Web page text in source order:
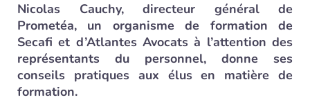
Nicolas Cauchy, directeur général de
Prometéa, un organisme de formation de
Secafi et d’Atlantes Avocats à l’attention des
représentants du personnel, donne ses
conseils pratiques aux élus en matière de
formation.